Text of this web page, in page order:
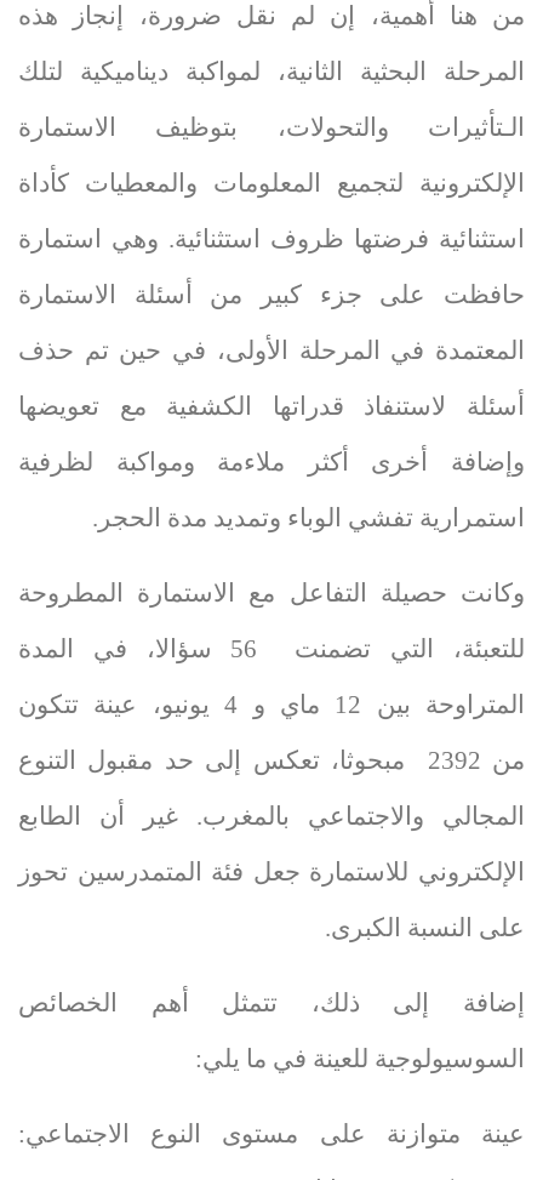
من هنا أهمية، إن لم نقل ضرورة، إنجاز هذه
المرحلة البحثية الثانية، لمواكبة ديناميكية لتلك
الـتأثيرات والتحولات، بتوظيف الاستمارة
الإلكترونية لتجميع المعلومات والمعطيات كأداة
استثنائية فرضتها ظروف استثنائية. وهي استمارة
حافظت على جزء كبير من أسئلة الاستمارة
المعتمدة في المرحلة الأولى، في حين تم حذف
أسئلة لاستنفاذ قدراتها الكشفية مع تعويضها
وإضافة أخرى أكثر ملاءمة ومواكبة لظرفية
استمرارية تفشي الوباء وتمديد مدة الحجر.
وكانت حصيلة التفاعل مع الاستمارة المطروحة
للتعبئة، التي تضمنت
56 سؤالا، في المدة
المتراوحة بين 12 ماي و 4يونيو، عينة تتكون
من 2392 مبحوثا، تعكس إلى حد مقبول التنوع
المجالي والاجتماعي بالمغرب. غير أن الطابع
الإلكتروني للاستمارة جعل فئة المتمدرسين تحوز
على النسبة الكبرى.
إضافة إلى ذلك، تتمثل أهم الخصائص
السوسيولوجية للعينة في ما يلي:
عينة متوازنة على مستوى النوع الاجتماعي: